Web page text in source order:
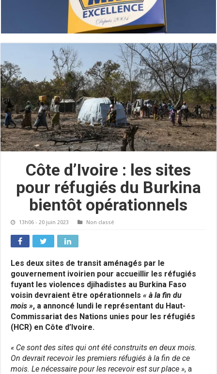
Côte d’Ivoire : les sites
pour réfugiés du Burkina
bientôt opérationnels
13h06 - 20 juin 2023 Non classé
Les deux sites de transit aménagés par le
gouvernement ivoirien pour accueillir les réfugiés
fuyant les violences djihadistes au Burkina Faso
voisin devraient être opérationnels« à la fin du
mois », a annoncé lundi le représentant du Haut-
Commissariat des Nations unies pour les réfugiés
(HCR) en Côte d’Ivoire.
« Ce sont des sites qui ont été construits en deux mois.
On devrait recevoir les premiers réfugiés à la fin de ce
mois. Le nécessaire pour les recevoir est sur place », a